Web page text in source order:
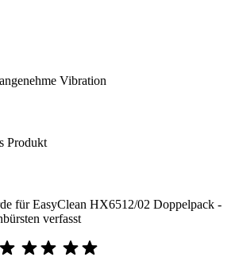
Vibration
Produkt
für EasyClean HX6512/02 Doppelpack -
verfasst